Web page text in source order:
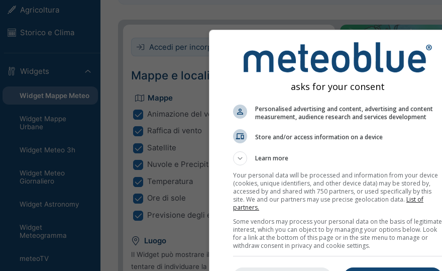
Agricoltura
Storico e Clima
Widgets
Widget Mappe Meteo
Widget Mappe
Urbane
Widget Meteo 3h
Widget Meteo
Giornaliero
Widget Astronomy
Widget
Meteogramma
meteoTV
Accedi per incorporare questo widget.
Mappe e località
Mappe
Animazione del vento
Raffica di vento
Satellite
Nuvole e Precipitazioni
Temperatura
Ore di sole
Previsione degli estremi
Luogo
Il Widget può mostrare il meteo per una località predefinita o
tentare di individuare la località di ciascun visitatore del
asks for your consent
Personalised advertising and content, advertising and content
measurement, audience research and services development
Store and/or access information on a device
Learn more
Your personal data will be processed and information from your device
(cookies, unique identifiers, and other device data) may be stored by,
accessed by and shared with 750 partners, or used specifically by this
site. We and our partners may use precise geolocation data. List of
partners.
Some vendors may process your personal data on the basis of legitimate
interest, which you can object to by managing your options below. Look
for a link at the bottom of this page or in the site menu to manage or
withdraw consent in privacy and cookie settings.